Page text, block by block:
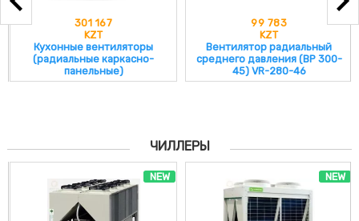
301 167
KZT
Кухонные вентиляторы
(радиальные каркасно-
панельные)
99 783
KZT
Вентилятор радиальный
среднего давления (ВР 300-
45) VR-280-46
ЧИЛЛЕРЫ
NEW NEW